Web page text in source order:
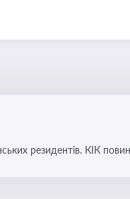
резидентів. КІК